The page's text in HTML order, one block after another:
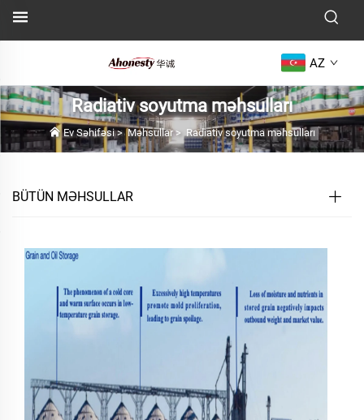
AZ
Radiativ soyutma məhsulları
Ev Səhifəsi>Məhsullar>Radiativ soyutma məhsulları
BÜTÜN MƏHSULLAR